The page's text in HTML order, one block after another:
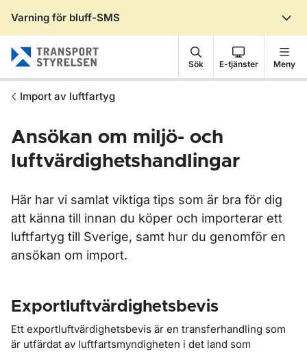
Varning för bluff-SMS
Sök E-tjänster Meny
Import av luftfartyg
Ansökan om miljö- och
luftvärdighetshandlingar
Här har vi samlat viktiga tips som är bra för dig
att känna till innan du köper och importerar ett
luftfartyg till Sverige, samt hur du genomför en
ansökan om import.
Exportluftvärdighetsbevis
Ett exportluftvärdighetsbevis är en transferhandling som
är utfärdat av luftfartsmyndigheten i det land som